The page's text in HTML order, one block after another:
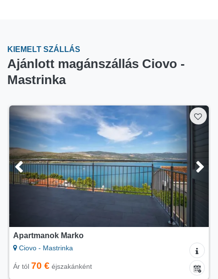
KIEMELT SZÁLLÁS
Ajánlott magánszállás Ciovo -
Mastrinka
Apartmanok Marko
Ciovo - Mastrinka
Ár tól 70 € éjszakánként